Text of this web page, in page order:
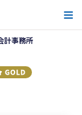
計事務所